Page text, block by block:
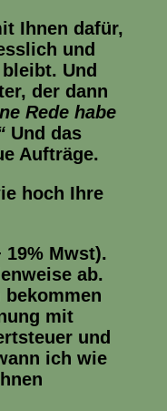
Ihnen dafür,
und
Und
der dann
Rede habe
Und das
Aufträge.
hoch Ihre
19% Mwst).
ab.
mit
und
ich wie